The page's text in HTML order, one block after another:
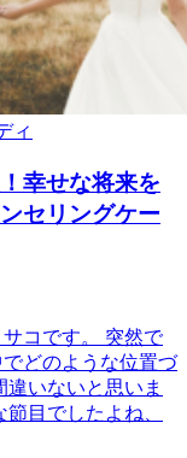
ィ
幸せな将来を
セリングケー
コです。 突然で
どのような位置づ
いないと思いま
目でしたよね、